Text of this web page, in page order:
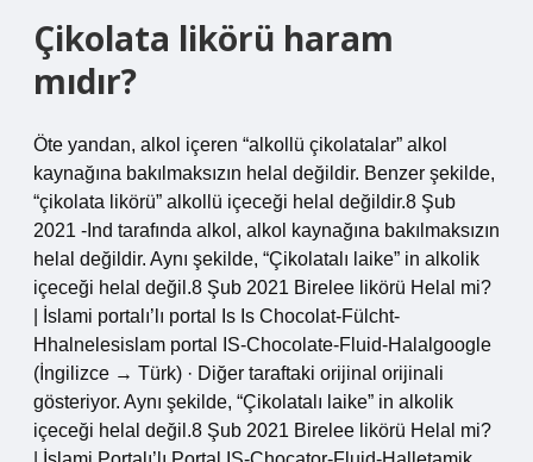
Çikolata likörü haram
mıdır?
Öte yandan, alkol içeren “alkollü çikolatalar” alkol
kaynağına bakılmaksızın helal değildir. Benzer şekilde,
“çikolata likörü” alkollü içeceği helal değildir.8 Şub
2021 -Ind tarafında alkol, alkol kaynağına bakılmaksızın
helal değildir. Aynı şekilde, “Çikolatalı laike” in alkolik
içeceği helal değil.8 Şub 2021 Birelee likörü Helal mi?
| İslami portalı’lı portal Is Is Chocolat-Fülcht-
Hhalnelesislam portal IS-Chocolate-Fluid-Halalgoogle
(İngilizce → Türk) · Diğer taraftaki orijinal orijinali
gösteriyor. Aynı şekilde, “Çikolatalı laike” in alkolik
içeceği helal değil.8 Şub 2021 Birelee likörü Helal mi?